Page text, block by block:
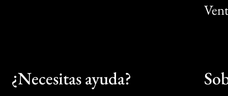
¿Necesitas ayuda?